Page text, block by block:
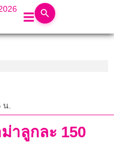
น.
าลูกละ 150